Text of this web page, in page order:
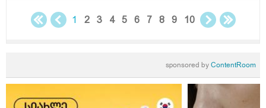
1 2 3 4 5 6 7 8 9 10
sponsored byContentRoom